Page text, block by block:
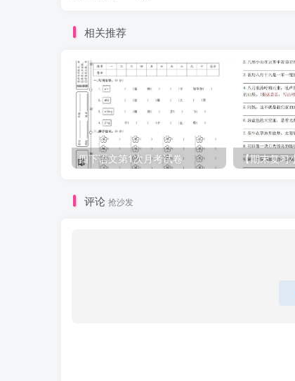
相关推荐
四下语文第1次月考试卷
评论 抢沙发